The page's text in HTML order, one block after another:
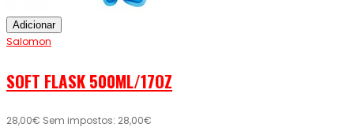
Adicionar
Salomon
SOFT FLASK 500ML/17OZ
28,00€ Sem impostos: 28,00€